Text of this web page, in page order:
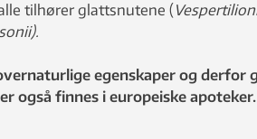
tilhører glattsnutene (
egenskaper og
også finnes i europeiske apoteker.